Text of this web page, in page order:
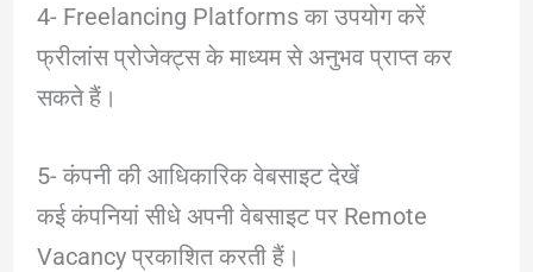
4- Freelancing Platforms का उपयोग करें
फ्रीलांस प्रोजेक्ट्स के माध्यम से अनुभव प्राप्त कर
सकते हैं।
5- कंपनी की आधिकारिक वेबसाइट देखें
कई कंपनियां सीधे अपनी वेबसाइट पर Remote
Vacancy प्रकाशित करती हैं।